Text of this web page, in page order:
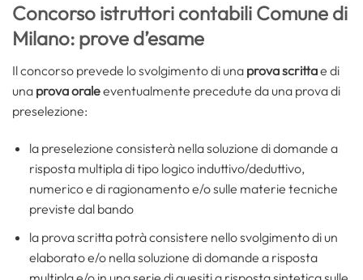
Concorso istruttori contabili Comune di
Milano: prove d’esame
Il concorso prevede lo svolgimento di una prova scrittae di
una prova oraleeventualmente precedute da una prova di
preselezione:
la preselezione consisterà nella soluzione di domande a
risposta multipla di tipo logico induttivo/deduttivo,
numerico e di ragionamento e/o sulle materie tecniche
previste dal bando
la prova scritta potrà consistere nello svolgimento di un
elaborato e/o nella soluzione di domande a risposta